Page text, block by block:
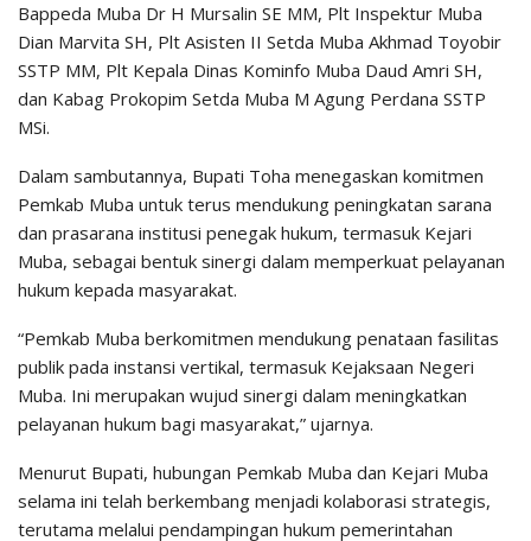
Bappeda Muba Dr H Mursalin SE MM, Plt Inspektur Muba
Dian Marvita SH, Plt Asisten II Setda Muba Akhmad Toyobir
SSTP MM, Plt Kepala Dinas Kominfo Muba Daud Amri SH,
dan Kabag Prokopim Setda Muba M Agung Perdana SSTP
MSi.
Dalam sambutannya, Bupati Toha menegaskan komitmen
Pemkab Muba untuk terus mendukung peningkatan sarana
dan prasarana institusi penegak hukum, termasuk Kejari
Muba, sebagai bentuk sinergi dalam memperkuat pelayanan
hukum kepada masyarakat.
“Pemkab Muba berkomitmen mendukung penataan fasilitas
publik pada instansi vertikal, termasuk Kejaksaan Negeri
Muba. Ini merupakan wujud sinergi dalam meningkatkan
pelayanan hukum bagi masyarakat,” ujarnya.
Menurut Bupati, hubungan Pemkab Muba dan Kejari Muba
selama ini telah berkembang menjadi kolaborasi strategis,
terutama melalui pendampingan hukum pemerintahan